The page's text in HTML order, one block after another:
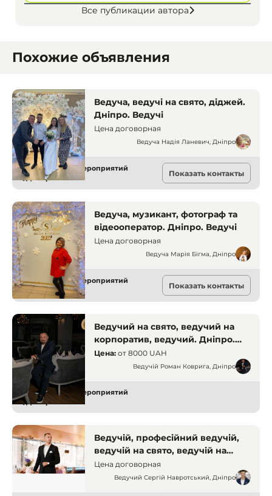
Все публикации автора
Похожие объявления
Ведуча, ведучі на свято, діджей.
Дніпро. Ведучі
Цена договорная
Ведуча Надія Ланевич, Дніпро
Ведущие для мероприятий
Днепр
Показать контакты
Ведуча, музикант, фотограф та
відеооператор. Дніпро. Ведучі
Цена договорная
Ведуча Марія Бігма, Дніпро
Ведущие для мероприятий
Днепр
Показать контакты
Ведучий на свято, ведучий на
корпоратив, ведучий. Дніпро.
Ведучі
Цена: от 8000 UAH
Ведучій Роман Коврига, Дніпро
Ведущие для мероприятий
Днепр
Ведучій, професійний ведучій,
ведучій на свято, ведучій на
корпоратив. Дніпро. Ведучі
Цена договорная
Ведучий Сергій Навротський, Дніпро